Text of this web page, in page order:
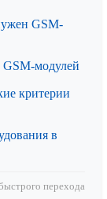
GSM-
модулей
критерии
в
перехода